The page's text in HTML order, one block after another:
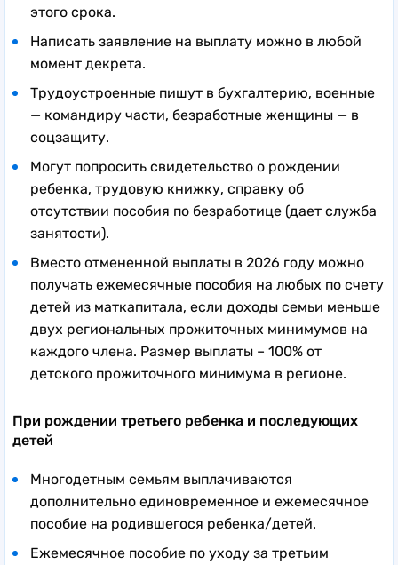
этого срока.
Написать заявление на выплату можно в любой
момент декрета.
Трудоустроенные пишут в бухгалтерию, военные
— командиру части, безработные женщины — в
соцзащиту.
Могут попросить свидетельство о рождении
ребенка, трудовую книжку, справку об
отсутствии пособия по безработице (дает служба
занятости).
Вместо отмененной выплаты в 2026 году можно
получать ежемесячные пособия на любых по счету
детей из маткапитала, если доходы семьи меньше
двух региональных прожиточных минимумов на
каждого члена. Размер выплаты – 100% от
детского прожиточного минимума в регионе.
При рождении третьего ребенка и последующих
детей
Многодетным семьям выплачиваются
дополнительно единовременное и ежемесячное
пособие на родившегося ребенка/детей.
Ежемесячное пособие по уходу за третьим